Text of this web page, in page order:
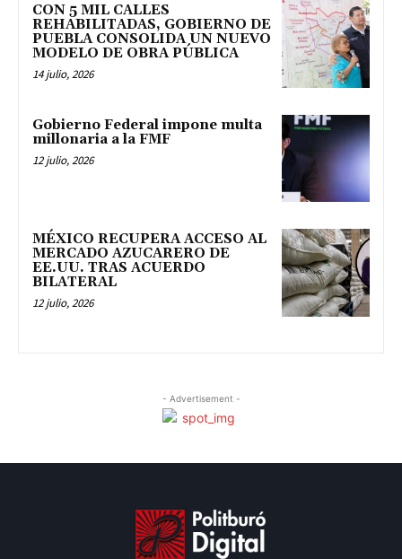
CON 5 MIL CALLES
REHABILITADAS, GOBIERNO DE
PUEBLA CONSOLIDA UN NUEVO
MODELO DE OBRA PÚBLICA
14 julio, 2026
Gobierno Federal impone multa
millonaria a la FMF
12 julio, 2026
MÉXICO RECUPERA ACCESO AL
MERCADO AZUCARERO DE
EE.UU. TRAS ACUERDO
BILATERAL
12 julio, 2026
- Advertisement -